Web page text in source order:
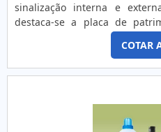
sinalização interna e
destaca-se a placa de
patrimônio em inox é uma
ideal para identificar e
empresa, instituição ou
inoxidável, ela possui
Tecnograph é
COTAR